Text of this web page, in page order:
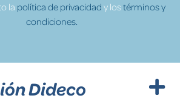
la política de privacidad y lostérminos y
condiciones.
Dideco